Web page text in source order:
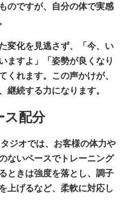
のですが、自分の体で実感
変化を見逃さず、「今、い
ますよ」「姿勢が良くなり
くれます。この声かけが、
継続する力になります。
ス配分
ジオでは、お客様の体力や
ないペースでトレーニング
ときは強度を落とし、調子
上げるなど、柔軟に対応し